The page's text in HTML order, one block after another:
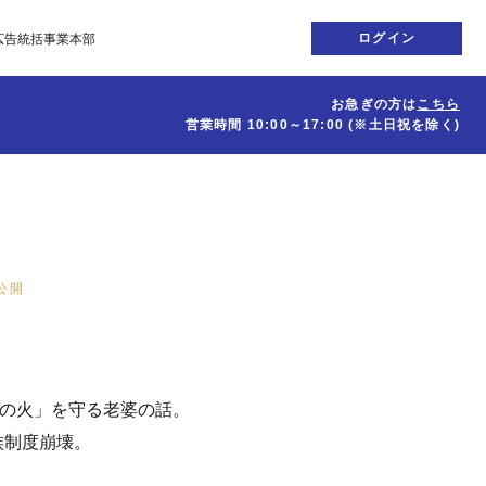
告統括事業本部 ログイン
お急ぎの方はこちら
営業時間 10:00～17:00(※土日祝を除く)
開
火」を守る老婆の話。
度崩壊。